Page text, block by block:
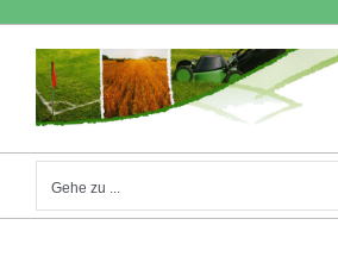
Inhalt
springen
Gehe zu ...